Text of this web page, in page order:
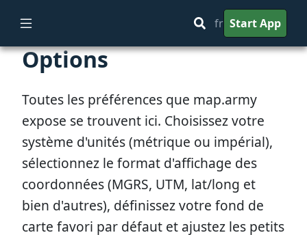
fr Start App
Options
Toutes les préférences que map.army
expose se trouvent ici. Choisissez votre
système d'unités (métrique ou impérial),
sélectionnez le format d'affichage des
coordonnées (MGRS, UTM, lat/long et
bien d'autres), définissez votre fond de
carte favori par défaut et ajustez les petits